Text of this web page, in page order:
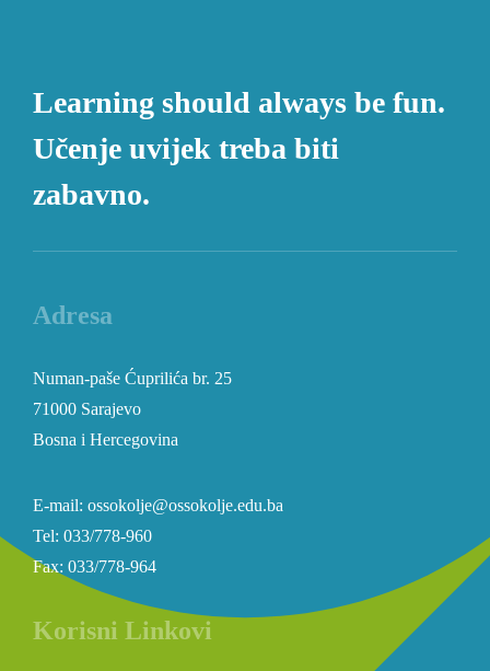
Learning should always be fun.
Učenje uvijek treba biti
zabavno.
Adresa
Numan-paše Ćuprilića br. 25
71000 Sarajevo
Bosna i Hercegovina
E-mail: ossokolje@ossokolje.edu.ba
Tel: 033/778-960
Fax: 033/778-964
Korisni Linkovi